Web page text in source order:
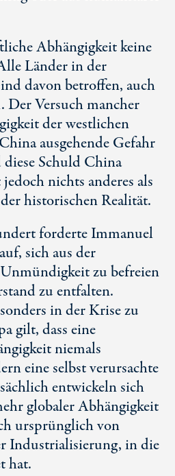
Abhängigkeit keine
Länder in der
davon betroffen, auch
Versuch mancher
der westlichen
ausgehende Gefahr
Schuld China
nichts anderes als
historischen Realität.
forderte Immanuel
sich aus der
zu befreien
zu entfalten.
in der Krise zu
gilt, dass eine
niemals
eine selbst verursachte
entwickeln sich
globaler Abhängigkeit
ursprünglich von
Industrialisierung, in die
hat.